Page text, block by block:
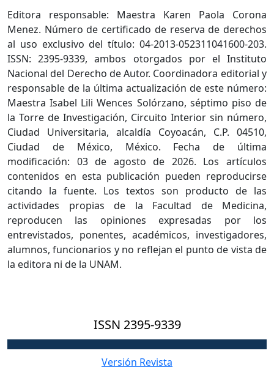
Editora responsable: Maestra Karen Paola Corona
Menez. Número de certificado de reserva de derechos
al uso exclusivo del título: 04-2013-052311041600-203.
ISSN: 2395-9339, ambos otorgados por el Instituto
Nacional del Derecho de Autor. Coordinadora editorial y
responsable de la última actualización de este número:
Maestra Isabel Lili Wences Solórzano, séptimo piso de
la Torre de Investigación, Circuito Interior sin número,
Ciudad Universitaria, alcaldía Coyoacán, C.P. 04510,
Ciudad de México, México. Fecha de última
modificación: 03 de agosto de 2026. Los artículos
contenidos en esta publicación pueden reproducirse
citando la fuente. Los textos son producto de las
actividades propias de la Facultad de Medicina,
reproducen las opiniones expresadas por los
entrevistados, ponentes, académicos, investigadores,
alumnos, funcionarios y no reflejan el punto de vista de
la editora ni de la UNAM.
ISSN 2395-9339
Versión Revista